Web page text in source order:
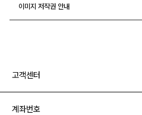
이미지 저작권 안내
고객센터
계좌번호